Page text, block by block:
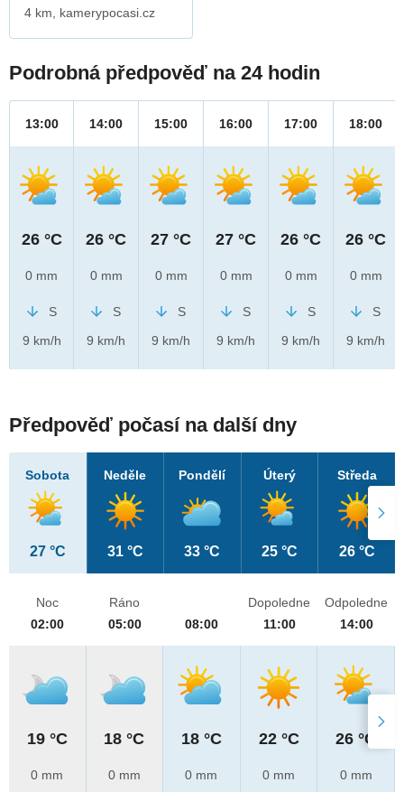
4 km, kamerypocasi.cz
Podrobná předpověď na 24 hodin
13:00
26 °C
0 mm
S
9 km/h
14:00
26 °C
0 mm
S
9 km/h
15:00
27 °C
0 mm
S
9 km/h
16:00
27 °C
0 mm
S
9 km/h
17:00
26 °C
0 mm
S
9 km/h
18:00
26 °C
0 mm
S
9 km/h
Předpověď počasí na další dny
Sobota
27 °C
Neděle
31 °C
Pondělí
33 °C
Úterý
25 °C
Středa
26 °C
Noc
02:00
19 °C
0 mm
Ráno
05:00
18 °C
0 mm
08:00
18 °C
0 mm
Dopoledne
11:00
22 °C
0 mm
Odpoledne
14:00
26 °C
0 mm